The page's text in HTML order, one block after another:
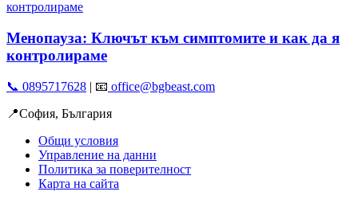
Менопауза: Ключът към симптомите и как да я
контролираме
📞 0895717628 | 📧 office@bgbeast.com
📍София, България
Общи условия
Управление на данни
Политика за поверителност
Карта на сайта